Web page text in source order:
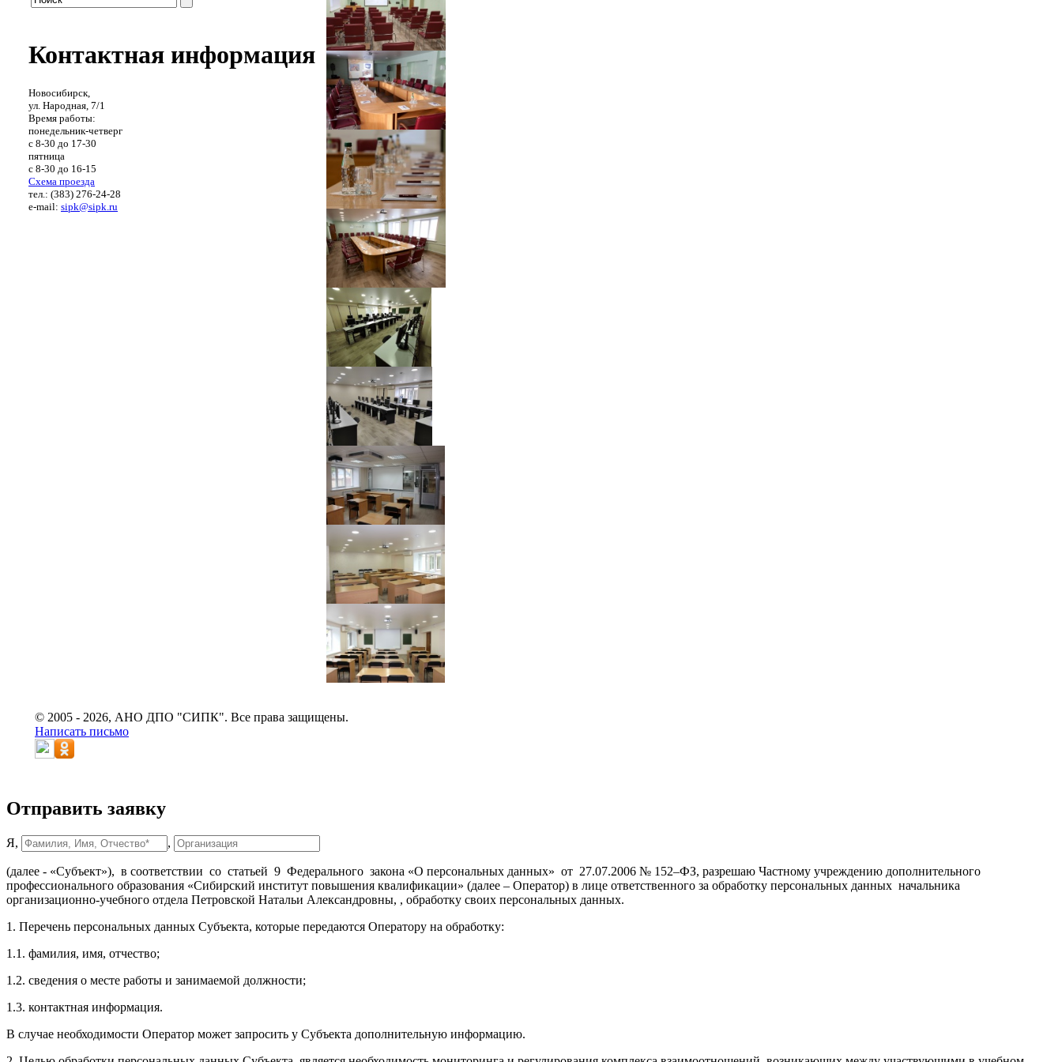
Контактная информация
Новосибирск,
ул. Народная, 7/1
Время работы:
понедельник-четверг
с 8-30 до 17-30
пятница
с 8-30 до 16-15
Схема проезда
тел.: (383) 276-24-28
e-mail: sipk@sipk.ru
© 2005 - 2026, АНО ДПО "СИПК". Все права защищены.
Написать письмо
Отправить заявку
Я, ,
(далее - «Субъект»), в соответствии со статьей 9 Федерального закона «О персональных данных» от 27.07.2006 № 152–ФЗ, разрешаю Частному учреждению дополнительного
профессионального образования «Сибирский институт повышения квалификации» (далее – Оператор) в лице ответственного за обработку персональных данных начальника
организационно-учебного отдела Петровской Натальи Александровны, , обработку своих персональных данных.
1. Перечень персональных данных Субъекта, которые передаются Оператору на обработку:
1.1. фамилия, имя, отчество;
1.2. сведения о месте работы и занимаемой должности;
1.3. контактная информация.
В случае необходимости Оператор может запросить у Субъекта дополнительную информацию.